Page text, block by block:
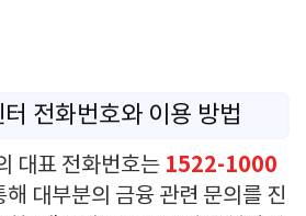
전화번호와 이용 방법
대표 전화번호는 1522-1000
대부분의 금융 관련 문의를 진